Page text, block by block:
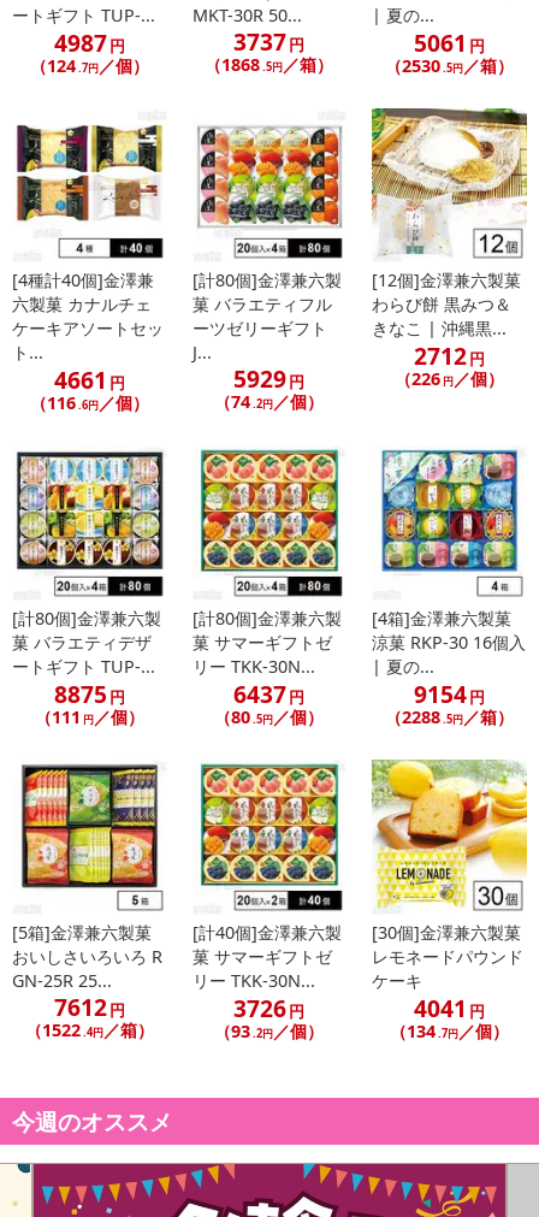
ートギフト TUP-...
4987円
（124.7円／個）
MKT-30R 50...
3737円
（1868.5円 ／箱）
| 夏の...
5061 円
（2530.5円 ／箱）
[4種計40個]金澤兼
六製菓 カナルチェ
ケーキアソートセッ
ト...
4661 円
（116.6円／個）
[計80個]金澤兼六製
菓 バラエティフル
ーツゼリーギフト
J...
5929円
（74.2円／個）
[12個]金澤兼六製菓
わらび餅 黒みつ＆
きなこ | 沖縄黒...
2712円
（226 円／個）
[計80個]金澤兼六製
菓 バラエティデザ
ートギフト TUP-...
8875 円
（111 円／個）
[計80個]金澤兼六製
菓 サマーギフトゼ
リー TKK-30N...
6437円
（80.5円／個）
[4箱]金澤兼六製菓
涼菓 RKP-30 16個入
| 夏の...
9154円
（2288.5円／箱）
[5箱]金澤兼六製菓
おいしさいろいろ R
GN-25R 25...
7612円
（1522.4円／箱）
[計40個]金澤兼六製
菓 サマーギフトゼ
リー TKK-30N...
3726円
（93.2円 ／個）
[30個]金澤兼六製菓
レモネードパウンド
ケーキ
4041 円
（134.7円 ／個）
今週のオススメ